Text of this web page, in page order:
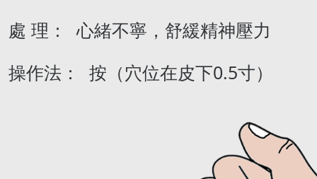
處 理： 心緒不寧，舒緩精神壓力
操作法： 按（穴位在皮下0.5寸）